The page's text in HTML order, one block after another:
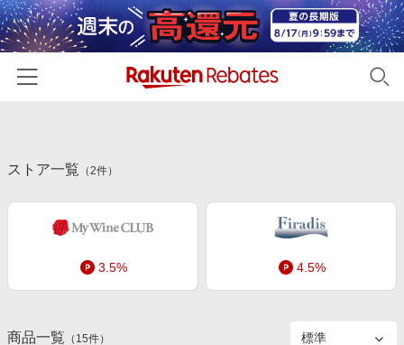
カテゴリー一覧
百貨店・総合ECモール
ファッション・インナー・小物
食品・スイーツ・お酒
初回購入者限定特典
新着ストアのご紹介
友達紹介
楽天IDでログイン/会員登録
ストア一覧 （2件）
3.5% 4.5%
商品一覧 （ 15件）